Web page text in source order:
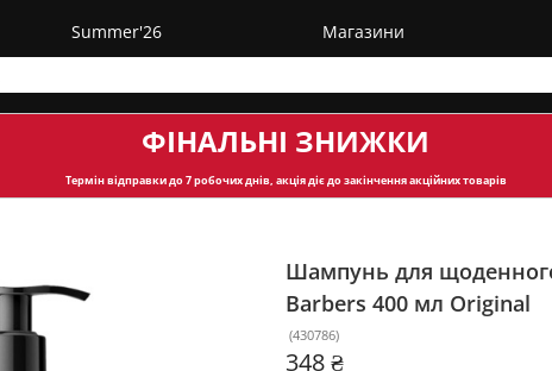
Summer'26 Магазини
ФІНАЛЬНІ ЗНИЖКИ
Термін відправкидо 7 робочих днів, акція діє до закінчення акційних товарів
Шампунь для
Barbers 400 мл Original
(430786)
348 ₴